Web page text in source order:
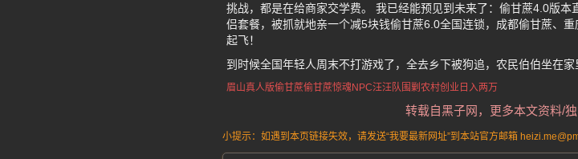
挑战，都是在给商家交学费。 我已经能预见到未来了：偷甘蔗4.0版
侣套餐，被抓就地亲一个减5块钱偷甘蔗6.0全国连锁，成都偷甘蔗、
起飞！
到时候全国年轻人周末不打游戏了，全去乡下被狗追，农民伯伯坐在
眉山真人版偷甘蔗偷甘蔗惊魂NPC汪汪队围剿 农村创业日入两万
转载自黑子网，更多本文资料/
小提示：如遇到本页链接失效，请发送“我要最新网址”到本站官方邮箱